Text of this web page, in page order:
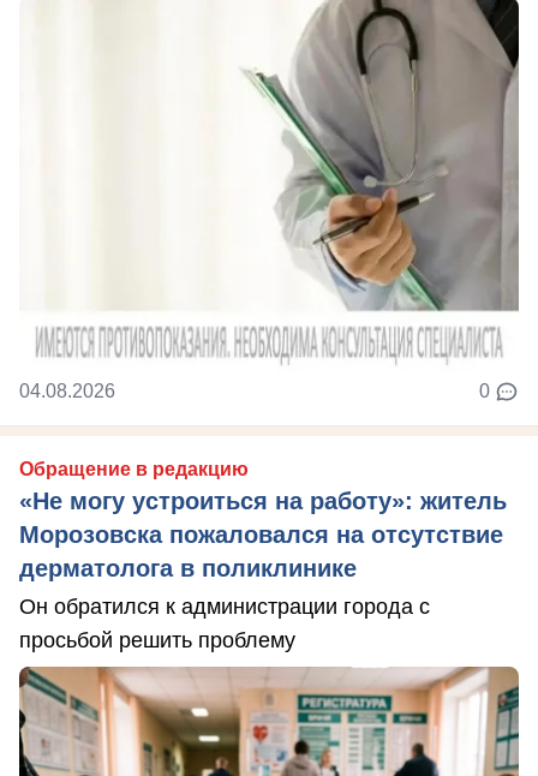
04.08.2026 0
Обращение в редакцию
«Не могу устроиться на работу»: житель
Морозовска пожаловался на отсутствие
дерматолога в поликлинике
Он обратился к администрации города с
просьбой решить проблему